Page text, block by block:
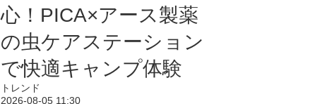
心！PICA×アース製薬
の虫ケアステーション
で快適キャンプ体験
トレンド
2026-08-05 11:30